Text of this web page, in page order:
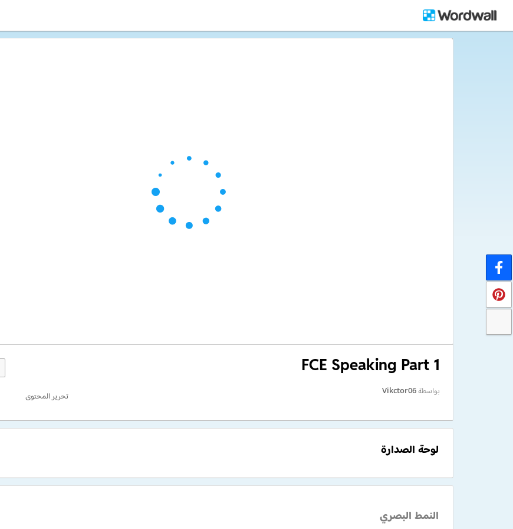
FCE Speaking Part 1
بواسطةVikctor06
تحرير المحتوى
لوحة الصدارة
النمط البصري